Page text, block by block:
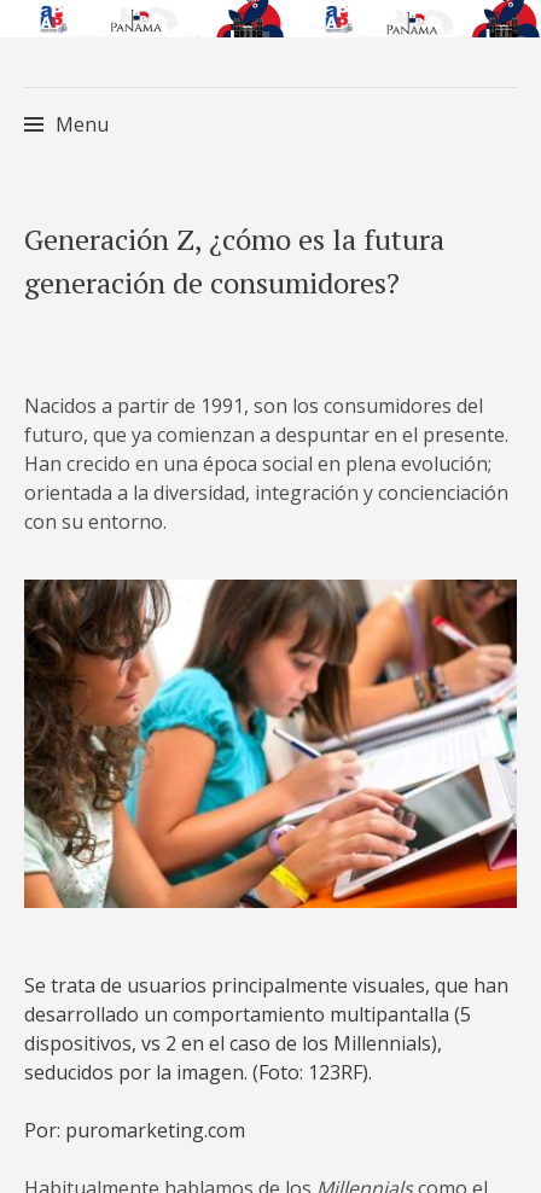
Menu
to
content
Generación Z, ¿cómo es la futura
generación de consumidores?
Nacidos a partir de 1991, son los consumidores del
futuro, que ya comienzan a despuntar en el presente.
Han crecido en una época social en plena evolución;
orientada a la diversidad, integración y concienciación
con su entorno.
Se trata de usuarios principalmente visuales, que han
desarrollado un comportamiento multipantalla (5
dispositivos, vs 2 en el caso de los Millennials),
seducidos por la imagen. (Foto: 123RF).
Por: puromarketing.com